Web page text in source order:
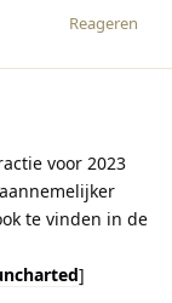
Reageren
voor 2023
te vinden in de
]